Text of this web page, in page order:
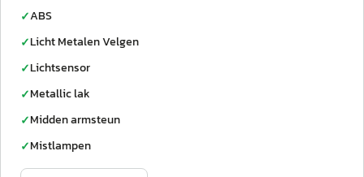
✓ABS
✓Licht Metalen Velgen
✓Lichtsensor
✓Metallic lak
✓Midden armsteun
✓Mistlampen